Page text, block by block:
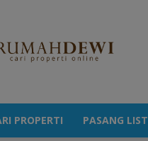
PROPERTI PASANG